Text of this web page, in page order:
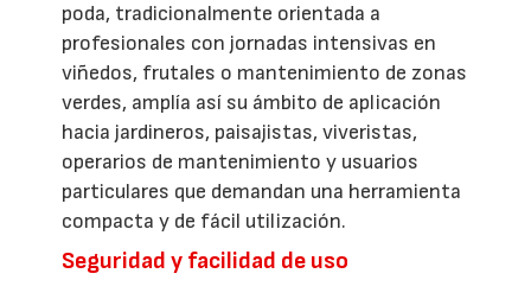
poda, tradicionalmente orientada a
profesionales con jornadas intensivas en
viñedos, frutales o mantenimiento de zonas
verdes, amplía así su ámbito de aplicación
hacia jardineros, paisajistas, viveristas,
operarios de mantenimiento y usuarios
particulares que demandan una herramienta
compacta y de fácil utilización.
Seguridad y facilidad de uso